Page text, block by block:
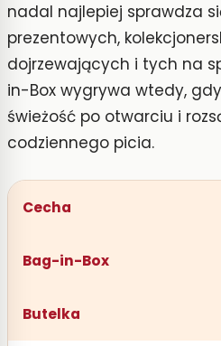
nadal najlepiej sprawdza
prezentowych,
dojrzewających i tych na
in-Box wygrywa wtedy,
świeżość po otwarciu i
codziennego picia.
Cecha
Bag-in-Box
Butelka